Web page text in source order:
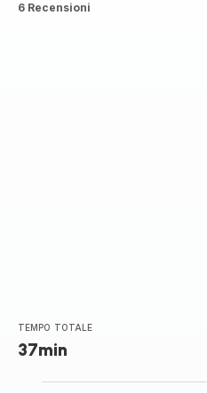
Recensione
6 Recensioni
TEMPO TOTALE
37min